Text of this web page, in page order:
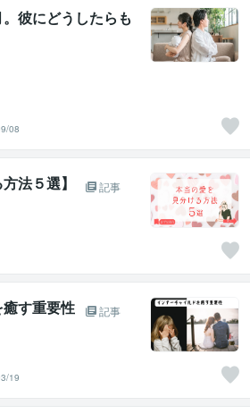
彼にどうしたらも
08
法５選】
記事
す重要性
記事
19